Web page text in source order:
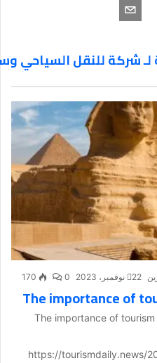
شركة للنقل السياحي
22 نوفمبر، 2023 0
170
The importance of
The importance of
https://tourismdaily.news/